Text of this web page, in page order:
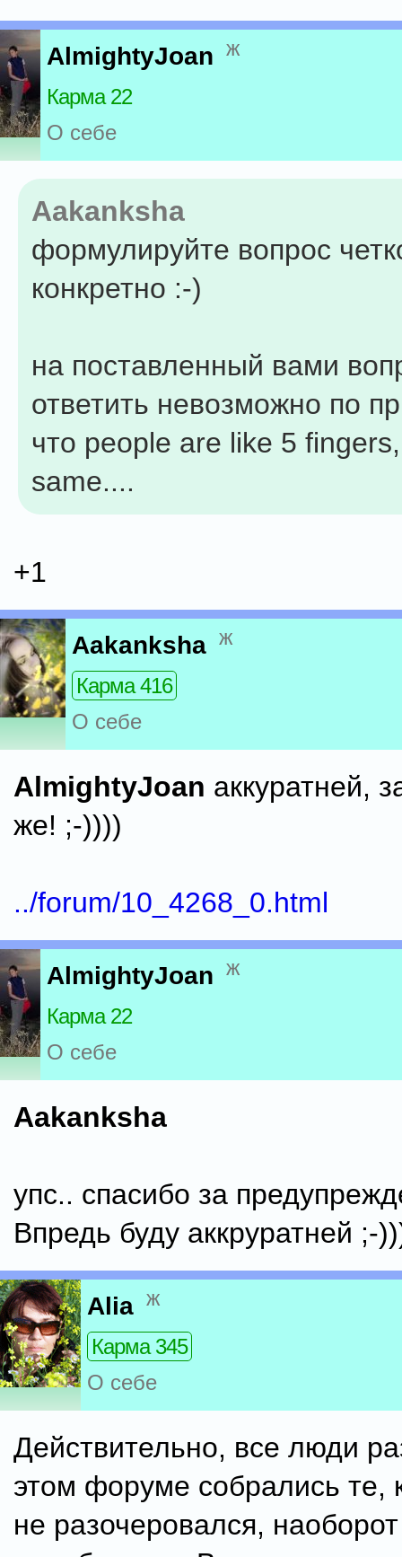
AlmightyJoan ж
Карма 22
О себе
Aakanksha
формулируйте вопрос
конкретно :-)
на поставленный вами
ответить невозможно по
что people are like 5
same....
+1
Aakanksha ж
Карма 416
О себе
AlmightyJoan аккуратней,
же! ;-))))
../forum/10_4268_0.html
AlmightyJoan ж
Карма 22
О себе
Aakanksha
упс.. спасибо за
Впредь буду аккруратней ;-
Alia ж
Карма 345
О себе
Действительно, все люди
этом форуме собрались те,
не разочеровался,